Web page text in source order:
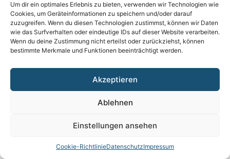
Um dir ein optimales Erlebnis zu bieten, verwenden wir Technologien wie
Cookies, um Geräteinformationen zu speichern und/oder darauf
zuzugreifen. Wenn du diesen Technologien zustimmst, können wir Daten
wie das Surfverhalten oder eindeutige IDs auf dieser Website verarbeiten.
Wenn du deine Zustimmung nicht erteilst oder zurückziehst, können
bestimmte Merkmale und Funktionen beeinträchtigt werden.
Akzeptieren
Ablehnen
Einstellungen ansehen
Cookie-RichtlinieDatenschutzImpressum
Montag – Donnerstag: 8:00 – 17:00 Uhr
Freitag: 8:00 – 15:00 Uhr
|Versand & Lieferung|Vertrag widerrufen